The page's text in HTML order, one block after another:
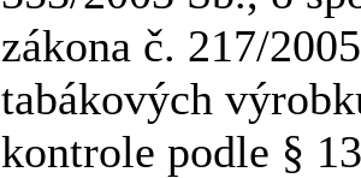
zákona č. 217/
tabákových
kontrole podle §